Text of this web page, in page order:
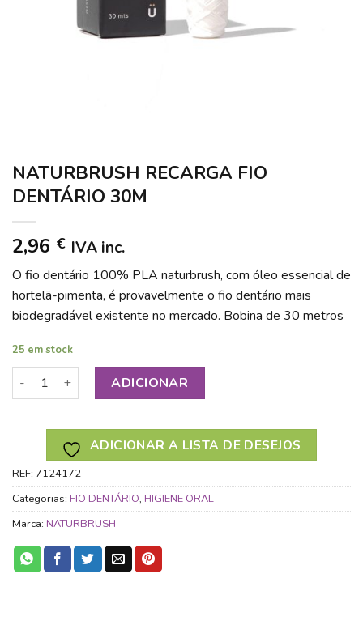
NATURBRUSH RECARGA FIO
DENTÁRIO 30M
2,96 € IVA inc.
O fio dentário 100% PLA naturbrush, com óleo essencial de
hortelã-pimenta, é provavelmente o fio dentário mais
biodegradável existente no mercado. Bobina de 30 metros
25 em stock
Quantidade de NATURBRUSH RECARGA FIO DENTÁRIO 30M
ADICIONAR
ADICIONAR A LISTA DE DESEJOS
REF: 7124172
Categorias: FIO DENTÁRIO, HIGIENE ORAL
Marca: NATURBRUSH